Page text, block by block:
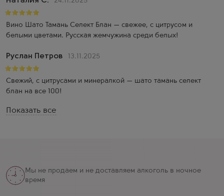
Вино Шато Тамань Селект Блан — свежее, с цитрусом и
белыми цветами. Русская жемчужина среди белых!
Руслан Петров 13.11.2025
Свежий, с цитрусами и минералкой — шато тамань селект
блан на все 100!
Показать все
Мы не продаем и не доставляем алкоголь в ночное
время